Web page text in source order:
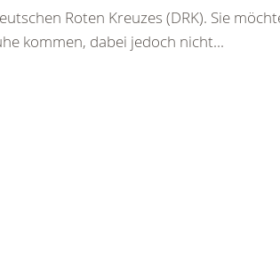
Roten Kreuzes (DRK). Sie
kommen, dabei jedoch nicht...